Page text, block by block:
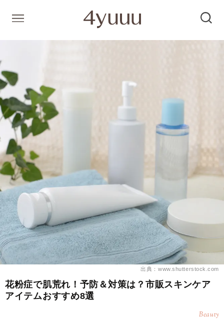
出典：www.shutterstock.com
花粉症で肌荒れ！予防＆対策は？市販スキンケア
アイテムおすすめ8選
Beauty